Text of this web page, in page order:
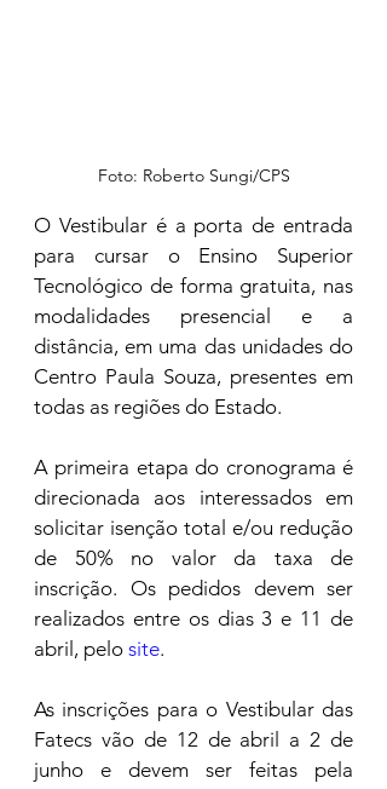
Foto: Roberto Sungi/CPS
O Vestibular é a porta de entrada
para cursar o Ensino Superior
Tecnológico de forma gratuita, nas
modalidades presencial e a
distância, em uma das unidades do
Centro Paula Souza, presentes em
todas as regiões do Estado.
A primeira etapa do cronograma é
direcionada aos interessados em
solicitar isenção total e/ou redução
de 50% no valor da taxa de
inscrição. Os pedidos devem ser
realizados entre os dias 3 e 11 de
abril, pelo site.
As inscrições para o Vestibular das
Fatecs vão de 12 de abril a 2 de